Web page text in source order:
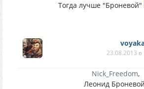
Тогда лучше "Броневой"
23.08.2013 в
Nick_Freedom,
Леонид